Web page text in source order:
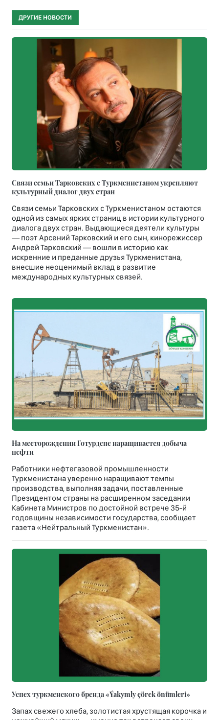
ДРУГИЕ НОВОСТИ
Связи семьи Тарковских с Туркменистаном укрепляют
культурный диалог двух стран
Связи семьи Тарковских с Туркменистаном остаются
одной из самых ярких страниц в истории культурного
диалога двух стран. Выдающиеся деятели культуры
— поэт Арсений Тарковский и его сын, кинорежиссер
Андрей Тарковский — вошли в историю как
искренние и преданные друзья Туркменистана,
внесшие неоценимый вклад в развитие
международных культурных связей.
На месторождении Готурдепе наращивается добыча
нефти
Работники нефтегазовой промышленности
Туркменистана уверенно наращивают темпы
производства, выполняя задачи, поставленные
Президентом страны на расширенном заседании
Кабинета Министров по достойной встрече 35-й
годовщины независимости государства, сообщает
газета «Нейтральный Туркменистан».
Успех туркменского бренда «Ýakymly çörek önümleri»
Запах свежего хлеба, золотистая хрустящая корочка и